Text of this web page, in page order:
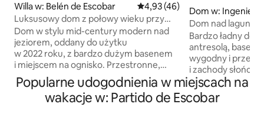
Willa w: Belén de Escobar Średnia ocena: 4,93 na 5,
4,93 (46)
Luksusowy dom z połowy wieku przy
jeziorze, jacuzzi, basen
Dom w stylu mid-century modern nad
jeziorem, oddany do użytku
w 2022 roku, z bardzo dużym basenem
i miejscem na ognisko. Przestronne,
jasne i otoczone przyrodą. Podwójne
jacuzzi z widokiem na wodę,
niesamowite zachody słońca, grill,
Dom w:
Dom nad laguną
(4 osoby)
Bardzo ładny
antresolą,
wygodny i
i zachody słońca
jest bardzo cicha
niewielkim
Dom znajduje się
Popularne udogodnienia w miejscach na
wakacje w: Partido de Escobar